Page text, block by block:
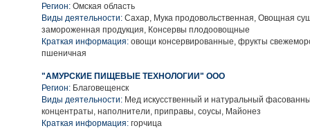
Регион: Омская область
Виды деятельности: Сахар, Мука продовольственная, Овощная
замороженная продукция, Консервы плодоовощные
Краткая информация: овощи консервированные, фрукты
пшеничная
"АМУРСКИЕ ПИЩЕВЫЕ ТЕХНОЛОГИИ" ООО
Регион: Благовещенск
Виды деятельности: Мед искусственный и натуральный
концентраты, наполнители, приправы, соусы, Майонез
Краткая информация: горчица